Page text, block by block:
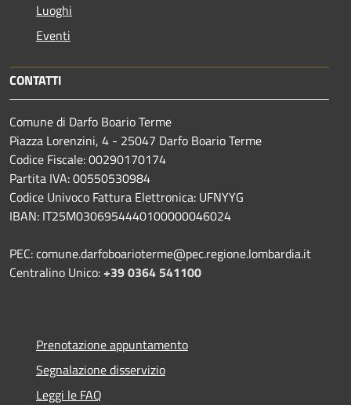
Luoghi
Eventi
CONTATTI
Comune di Darfo Boario Terme
Piazza Lorenzini, 4 - 25047 Darfo Boario Terme
Codice Fiscale: 00290170174
Partita IVA: 00550530984
Codice Univoco Fattura Elettronica: UFNYYG
IBAN: IT25M0306954440100000046024
PEC: comune.darfoboarioterme@pec.regione.lombardia.it
Centralino Unico:+39 0364 541100
Prenotazione appuntamento
Segnalazione disservizio
Leggi le FAQ